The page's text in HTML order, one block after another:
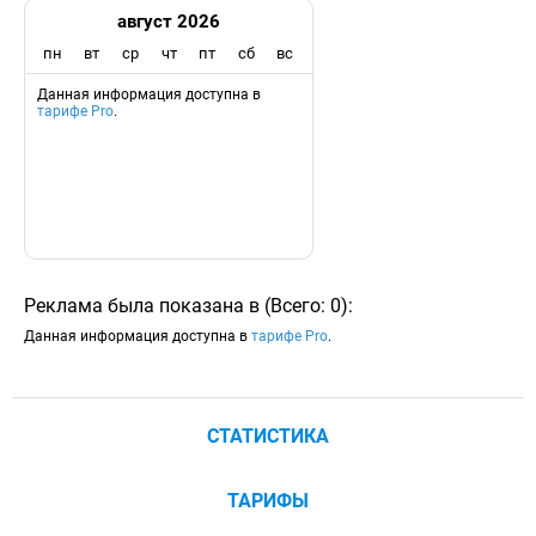
август 2026
пн вт ср чт пт сб вс
Данная информация доступна в
тарифе Pro.
Реклама была показана в (Всего: 0):
Данная информация доступна в тарифе Pro.
СТАТИСТИКА
ТАРИФЫ